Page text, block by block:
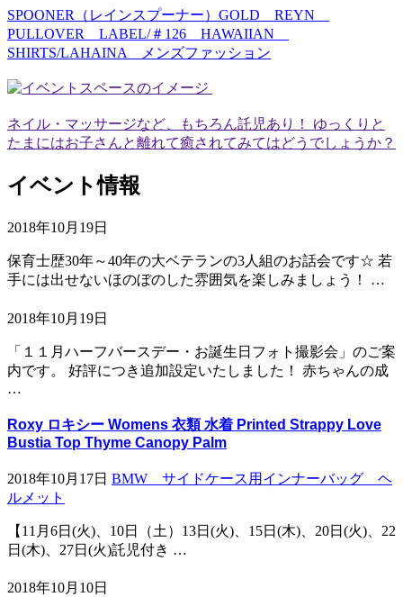
SPOONER（レインスプーナー）GOLD REYN
PULLOVER LABEL/＃126 HAWAIIAN
SHIRTS/LAHAINA メンズファッション
ネイル・マッサージなど、もちろん託児あり！ ゆっくりと
たまにはお子さんと離れて癒されてみてはどうでしょうか？
イベント情報
2018年10月19日
保育士歴30年～40年の大ベテランの3人組のお話会です☆ 若
手には出せないほのぼのした雰囲気を楽しみましょう！ …
2018年10月19日
「１１月ハーフバースデー・お誕生日フォト撮影会」のご案
内です。 好評につき追加設定いたしました！ 赤ちゃんの成
…
Roxy ロキシー Womens 衣類 水着 Printed Strappy Love
Bustia Top Thyme Canopy Palm
2018年10月17日 BMW サイドケース用インナーバッグ ヘ
ルメット
【11月6日(火)、10日（土）13日(火)、15日(木)、20日(火)、22
日(木)、27日(火)託児付き …
2018年10月10日